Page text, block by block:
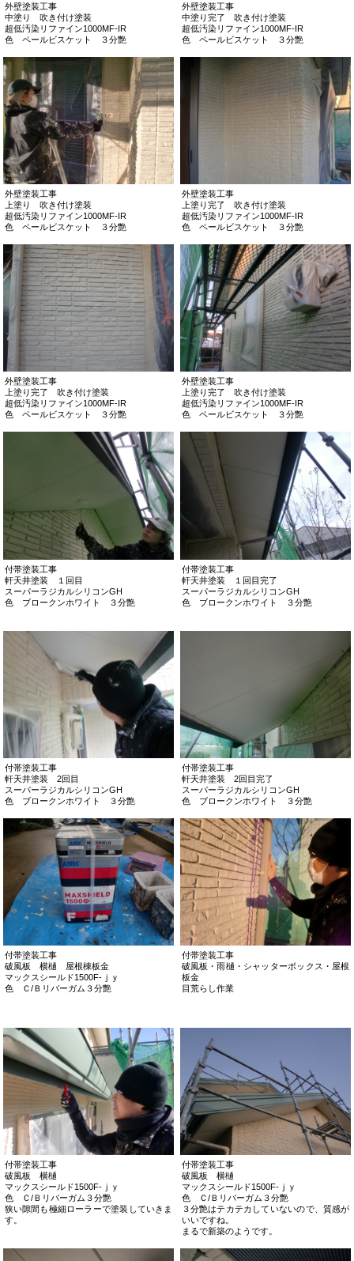
外壁塗装工事
中塗り 吹き付け塗装
超低汚染リファイン1000MF-IR
色 ペールビスケット ３分艶
外壁塗装工事
中塗り完了 吹き付け塗装
超低汚染リファイン1000MF-IR
色 ペールビスケット ３分艶
外壁塗装工事
上塗り 吹き付け塗装
超低汚染リファイン1000MF-IR
色 ペールビスケット ３分艶
外壁塗装工事
上塗り完了 吹き付け塗装
超低汚染リファイン1000MF-IR
色 ペールビスケット ３分艶
外壁塗装工事
上塗り完了 吹き付け塗装
超低汚染リファイン1000MF-IR
色 ペールビスケット ３分艶
外壁塗装工事
上塗り完了 吹き付け塗装
超低汚染リファイン1000MF-IR
色 ペールビスケット ３分艶
付帯塗装工事
軒天井塗装 １回目
スーパーラジカルシリコンGH
色 ブロークンホワイト ３分艶
付帯塗装工事
軒天井塗装 １回目完了
スーパーラジカルシリコンGH
色 ブロークンホワイト ３分艶
付帯塗装工事
軒天井塗装 2回目
スーパーラジカルシリコンGH
色 ブロークンホワイト ３分艶
付帯塗装工事
軒天井塗装 2回目完了
スーパーラジカルシリコンGH
色 ブロークンホワイト ３分艶
付帯塗装工事
破風板 横樋 屋根棟板金
マックスシールド1500F-ｊｙ
色 Ｃ/Ｂリバーガム３分艶
付帯塗装工事
破風板・雨樋・シャッターボックス・屋根
板金
目荒らし作業
付帯塗装工事
破風板 横樋
マックスシールド1500F-ｊｙ
色 Ｃ/Ｂリバーガム３分艶
狭い隙間も極細ローラーで塗装していきま
す。
付帯塗装工事
破風板 横樋
マックスシールド1500F-ｊｙ
色 Ｃ/Ｂリバーガム３分艶
３分艶はテカテカしていないので、質感が
いいですね。
まるで新築のようです。